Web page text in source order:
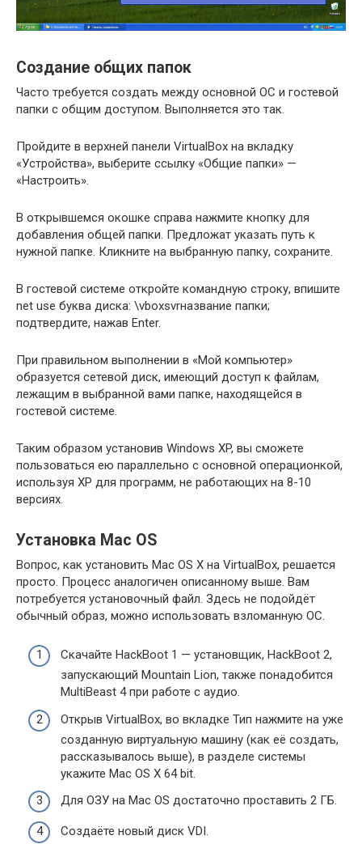
Создание общих папок
Часто требуется создать между основной ОС и гостевой
папки с общим доступом. Выполняется это так.
Пройдите в верхней панели VirtualBox на вкладку
«Устройства», выберите ссылку «Общие папки» —
«Настроить».
В открывшемся окошке справа нажмите кнопку для
добавления общей папки. Предложат указать путь к
нужной папке. Кликните на выбранную папку, сохраните.
В гостевой системе откройте командную строку, впишите
net use буква диска: \vboxsvrназвание папки;
подтвердите, нажав Enter.
При правильном выполнении в «Мой компьютер»
образуется сетевой диск, имеющий доступ к файлам,
лежащим в выбранной вами папке, находящейся в
гостевой системе.
Таким образом установив Windows XP, вы сможете
пользоваться ею параллельно с основной операционкой,
используя XP для программ, не работающих на 8-10
версиях.
Установка Mac OS
Вопрос, как установить Mac OS X на VirtualBox, решается
просто. Процесс аналогичен описанному выше. Вам
потребуется установочный файл. Здесь не подойдёт
обычный образ, можно использовать взломанную ОС.
Скачайте HackBoot 1 — установщик, HackBoot 2,
запускающий Mountain Lion, также понадобится
MultiBeast 4 при работе с аудио.
Открыв VirtualBox, во вкладке Тип нажмите на уже
созданную виртуальную машину (как её создать,
рассказывалось выше), в разделе системы
укажите Mac OS X 64 bit.
Для ОЗУ на Mac OS достаточно проставить 2 ГБ.
Создаёте новый диск VDI.